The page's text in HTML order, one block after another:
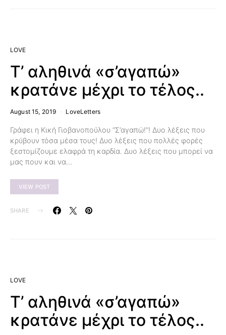
LOVE
Τ’ αληθινά «σ’αγαπώ»
κρατάνε μέχρι το τέλος..
August 15, 2019 LoveLetters
Γράφει η Κική Γιοβανοπούλου “Σ’αγαπώ!”! Δυο λέξεις που
κρύβουν τόσα μέσα τους! Δυο λέξεις που πολλές φορές
ξεστομίζουμε ελαφρά τη καρδία. Δυο λέξεις που μπορεί να
μας πουν και να…
VIEW POST
SHARE
LOVE
Τ’ αληθινά «σ’αγαπώ»
κρατάνε μέχρι το τέλος..